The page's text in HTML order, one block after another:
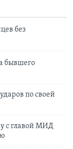
без
бывшего
по своей
с главой МИД